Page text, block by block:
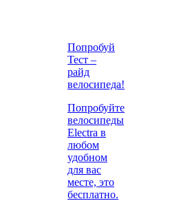
Попробуй
Тест –
райд
велосипеда!
Попробуйте
велосипеды
Electra в
любом
удобном
для вас
месте, это
бесплатно.